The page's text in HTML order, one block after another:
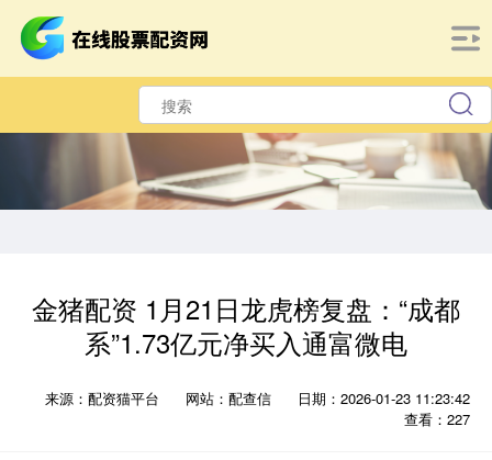
金猪配资 1月21日龙虎榜复盘：“成都
系”1.73亿元净买入通富微电
来源：配资猫平台 网站：配查信
日期：2026-01-23 11:23:42
查看：227